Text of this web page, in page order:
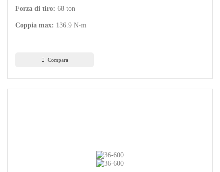
Forza di tiro: 68 ton
Coppia max: 136.9 N-m
Compara